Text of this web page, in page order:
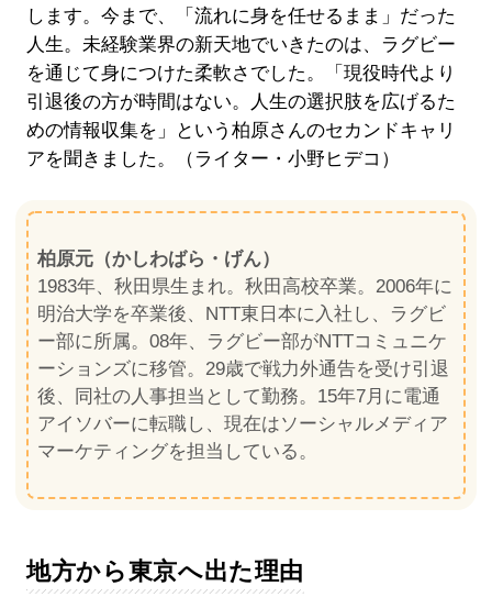
します。今まで、「流れに身を任せるまま」だった
人生。未経験業界の新天地でいきたのは、ラグビー
を通じて身につけた柔軟さでした。「現役時代より
引退後の方が時間はない。人生の選択肢を広げるた
めの情報収集を」という柏原さんのセカンドキャリ
アを聞きました。（ライター・小野ヒデコ）
柏原元（かしわばら・げん）
1983年、秋田県生まれ。秋田高校卒業。2006年に
明治大学を卒業後、NTT東日本に入社し、ラグビ
ー部に所属。08年、ラグビー部がNTTコミュニケ
ーションズに移管。29歳で戦力外通告を受け引退
後、同社の人事担当として勤務。15年7月に電通
アイソバーに転職し、現在はソーシャルメディア
マーケティングを担当している。
地方から東京へ出た理由